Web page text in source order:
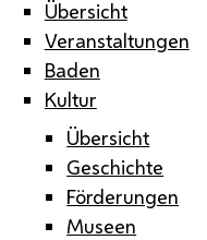
Übersicht
Veranstaltungen
Baden
Kultur
Übersicht
Geschichte
Förderungen
Museen